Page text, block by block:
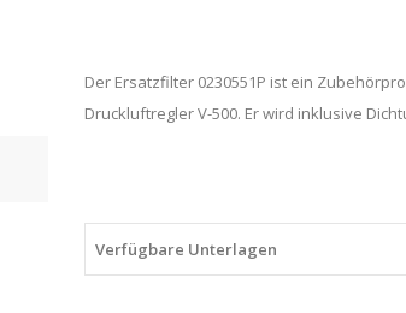
5
Stk.
Der Ersatzfilter 0230551P ist ein
Druckluftregler V-500. Er wird inklusive
Verfügbare Unterlagen